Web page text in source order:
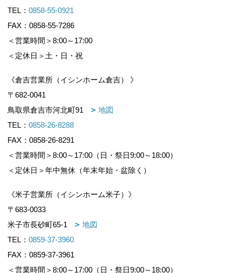
TEL： 0858-55-0921
FAX：0858-55-7286
＜営業時間＞8:00～17:00
＜定休日＞土・日・祝
《倉吉営業所（イシンホーム倉吉） 》
〒682-0041
鳥取県倉吉市河北町91
地図
TEL： 0858-26-8288
FAX：0858-26-8291
＜営業時間＞8:00～17:00（日・祭日9:00～18:00）
＜定休日＞年中無休（年末年始・盆除く）
《米子営業所（イシンホーム米子）》
〒683-0033
米子市長砂町65-1
地図
TEL： 0859-37-3960
FAX：0859-37-3961
＜営業時間＞8:00～17:00（日・祭日9:00～18:00）